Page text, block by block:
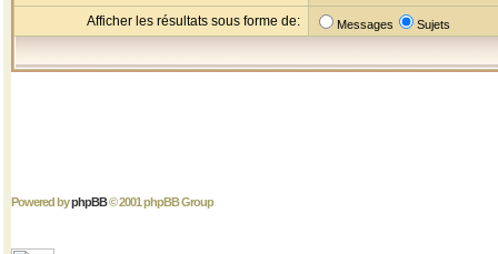
Afficher les résultats sous forme de: Messages Sujets
Powered byphpBB© 2001 phpBB Group